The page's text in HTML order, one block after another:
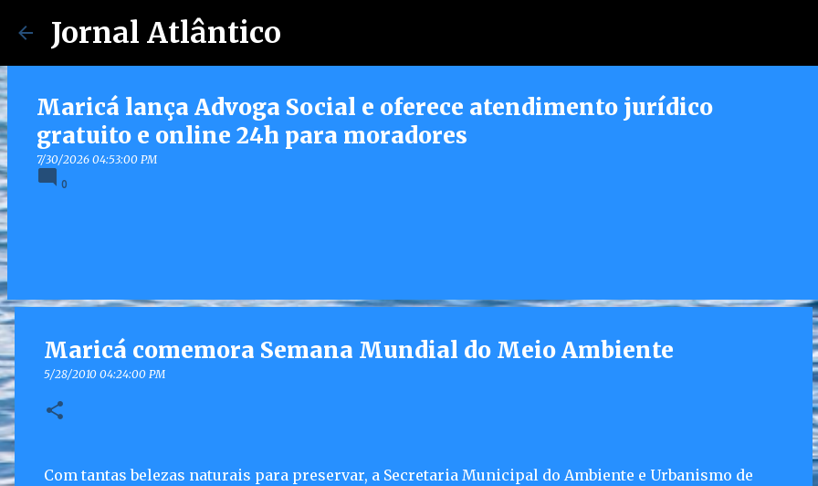
Jornal Atlântico
Maricá lança Advoga Social e oferece atendimento jurídico
gratuito e online 24h para moradores
7/30/2026 04:53:00 PM
0
Maricá comemora Semana Mundial do Meio Ambiente
5/28/2010 04:24:00 PM
Com tantas belezas naturais para preservar, a Secretaria Municipal do Ambiente e Urbanismo de